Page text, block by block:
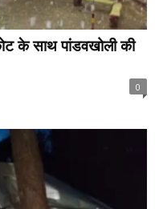
के साथ पांडवखोली की
0